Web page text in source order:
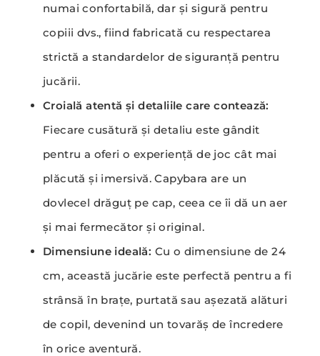
numai confortabilă, dar și sigură pentru
copiii dvs., fiind fabricată cu respectarea
strictă a standardelor de siguranță pentru
jucării.
Croială atentă și detaliile care contează:
Fiecare cusătură și detaliu este gândit
pentru a oferi o experiență de joc cât mai
plăcută și imersivă. Capybara are un
dovlecel drăguț pe cap, ceea ce îi dă un aer
și mai fermecător și original.
Dimensiune ideală: Cu o dimensiune de 24
cm, această jucărie este perfectă pentru a fi
strânsă în brațe, purtată sau așezată alături
de copil, devenind un tovarăș de încredere
în orice aventură.